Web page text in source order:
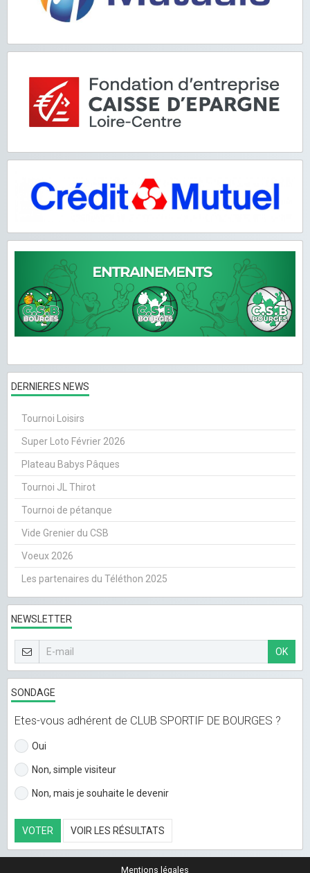
DERNIERES NEWS
Tournoi Loisirs
Super Loto Février 2026
Plateau Babys Pâques
Tournoi JL Thirot
Tournoi de pétanque
Vide Grenier du CSB
Voeux 2026
Les partenaires du Téléthon 2025
NEWSLETTER
OK
SONDAGE
Etes-vous adhérent de CLUB SPORTIF DE BOURGES ?
Oui
Non, simple visiteur
Non, mais je souhaite le devenir
VOTER VOIR LES RÉSULTATS
Mentions légales